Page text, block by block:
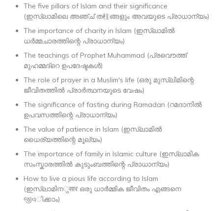
The five pillars of Islam and their significance
(ഇസ്ലാമിലെ അഞ്ച് ത柱ങ്ങളും അവയുടെ പ്രാധാന്യം)
The importance of charity in Islam (ഇസ്ലാമിൽ
ധർമ്മചാരത്തിന്റെ പ്രാധാന്യം)
The teachings of Prophet Muhammad (പ്രവൌത്ത്
മുഹമ്മദ്‍റെ ഉപദേഷ്ടകൾ)
The role of prayer in a Muslim's life (ഒരു മുസ്ലിമിന്റെ
ജീവിതത്തിൽ പ്രാർത്ഥനയുടെ വേഷം)
The significance of fasting during Ramadan (റമദാനിൽ
ഉപവസത്തിന്റെ പ്രാധാന്യം)
The value of patience in Islam (ഇസ്ലാമിൽ
ധൈര്യത്തിന്റെ മൂല്യം)
The importance of family in Islamic culture (ഇസ്ലാമിക
സംസ്കാരത്തിൽ കുടുംബത്തിന്റെ പ്രാധാന്യം)
How to live a pious life according to Islam
(ഇസ്ലാമിനुसार ഒരു ധാർമ്മിക ജീവിതം എങ്ങനെ
જીવിക്കാം)